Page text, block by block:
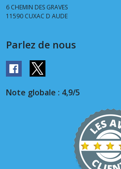
6 CHEMIN DES GRAVES
11590 CUXAC D AUDE
Parlez de nous
Note globale : 4,9/5